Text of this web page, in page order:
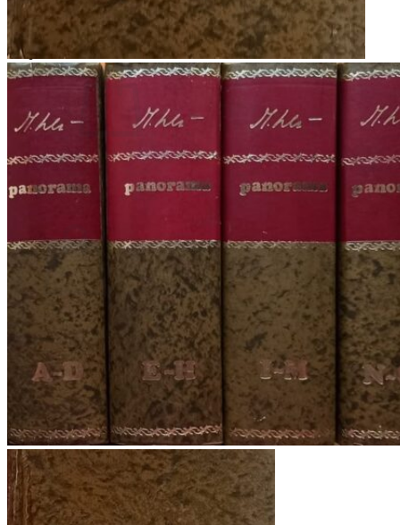
Nema proizvoda u košarici
Povratak u trgovinu
Nema proizvoda u košarici
Povratak u trgovinu